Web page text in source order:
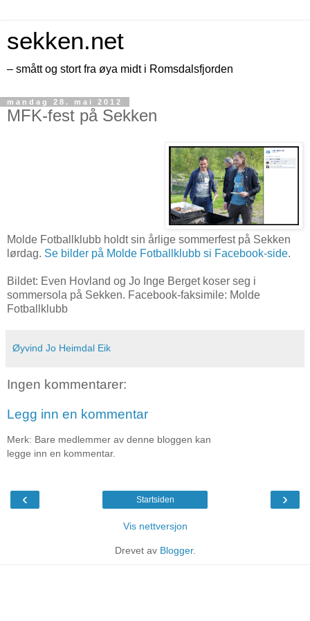
sekken.net
– smått og stort fra øya midt i Romsdalsfjorden
mandag 28. mai 2012
MFK-fest på Sekken
Molde Fotballklubb holdt sin årlige sommerfest på Sekken
lørdag. Se bilder på Molde Fotballklubb si Facebook-side.
Bildet: Even Hovland og Jo Inge Berget koser seg i
sommersola på Sekken. Facebook-faksimile: Molde
Fotballklubb
Øyvind Jo Heimdal Eik
Ingen kommentarer:
Legg inn en kommentar
Merk: Bare medlemmer av denne bloggen kan
legge inn en kommentar.
‹ ›
Startsiden
Vis nettversjon
Drevet av Blogger.